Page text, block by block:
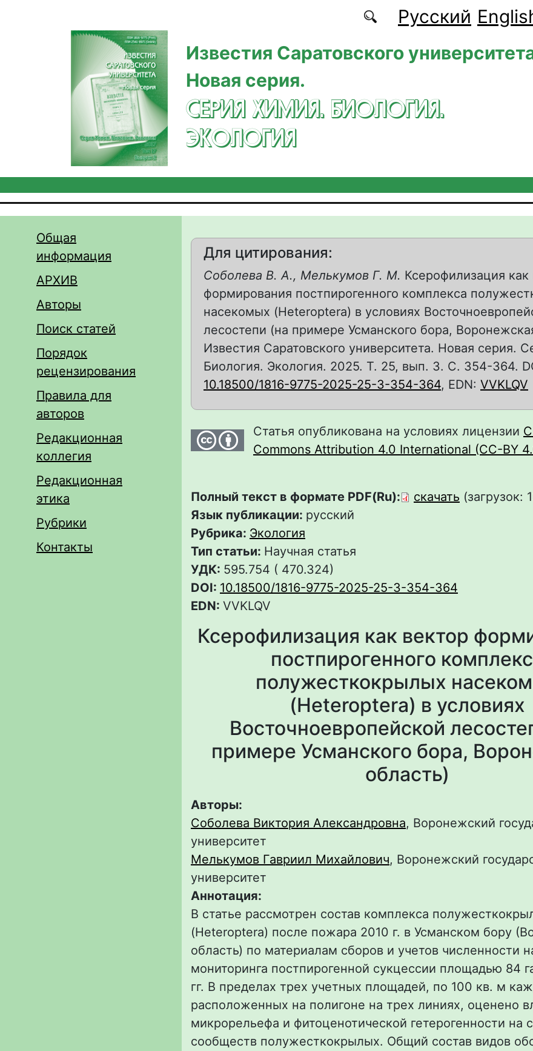
Русский
Известия Саратовского
Новая серия.
СЕРИЯ ХИМИЯ. БИОЛОГИЯ.
ЭКОЛОГИЯ
Общая
информация
АРХИВ
Авторы
Поиск статей
Порядок
рецензирования
Правила для
авторов
Редакционная
коллегия
Редакционная
этика
Рубрики
Контакты
Для цитирования:
Соболева В. А., Мелькумов Г. М. Ксерофилизация как
формирования постпирогенного комплекса
насекомых (Heteroptera) в условиях
лесостепи (на примере Усманского бора,
Известия Саратовского университета. Новая серия.
Биология. Экология. 2025. Т. 25, вып. 3. С. 354-364.
10.18500/1816-9775-2025-25-3-354-364, EDN: VVKLQV
Статья опубликована на условиях лицензии
Commons Attribution 4.0 International (CC-BY
Полный текст в формате PDF(Ru): скачать (загрузок:
Язык публикации: русский
Рубрика: Экология
Тип статьи: Научная статья
УДК: 595.754 ( 470.324)
DOI: 10.18500/1816-9775-2025-25-3-354-364
EDN: VVKLQV
Ксерофилизация как вектор
постпирогенного
полужесткокрылых
(Heteroptera) в условиях
Восточноевропейской
примере Усманского бора,
область)
Авторы:
Соболева Виктория Александровна, Воронежский
университет
Мелькумов Гавриил Михайлович, Воронежский
университет
Аннотация:
В статье рассмотрен состав комплекса
(Heteroptera) после пожара 2010 г. в Усманском бору
область) по материалам сборов и учетов численности
мониторинга постпирогенной сукцессии площадью 84
гг. В пределах трех учетных площадей, по 100 кв. м
расположенных на полигоне на трех линиях, оценено
микрорельефа и фитоценотической гетерогенности на
сообществ полужесткокрылых. Общий состав видов